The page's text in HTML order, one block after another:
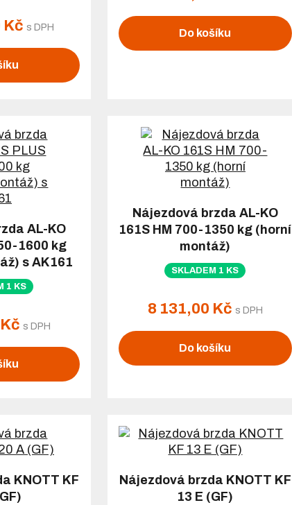
Kč s DPH Do košíku
AL-KO
1600 kg
s AK161
1 KS
s DPH
Nájezdová brzda AL-KO
161S HM 700-1350 kg (horní
montáž)
SKLADEM 1 KS
8 131,00 Kč s DPH
Do košíku
KNOTT KF
Nájezdová brzda KNOTT KF
13 E (GF)